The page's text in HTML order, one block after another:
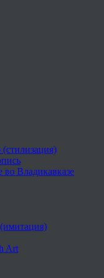
во Владикавказе
Art